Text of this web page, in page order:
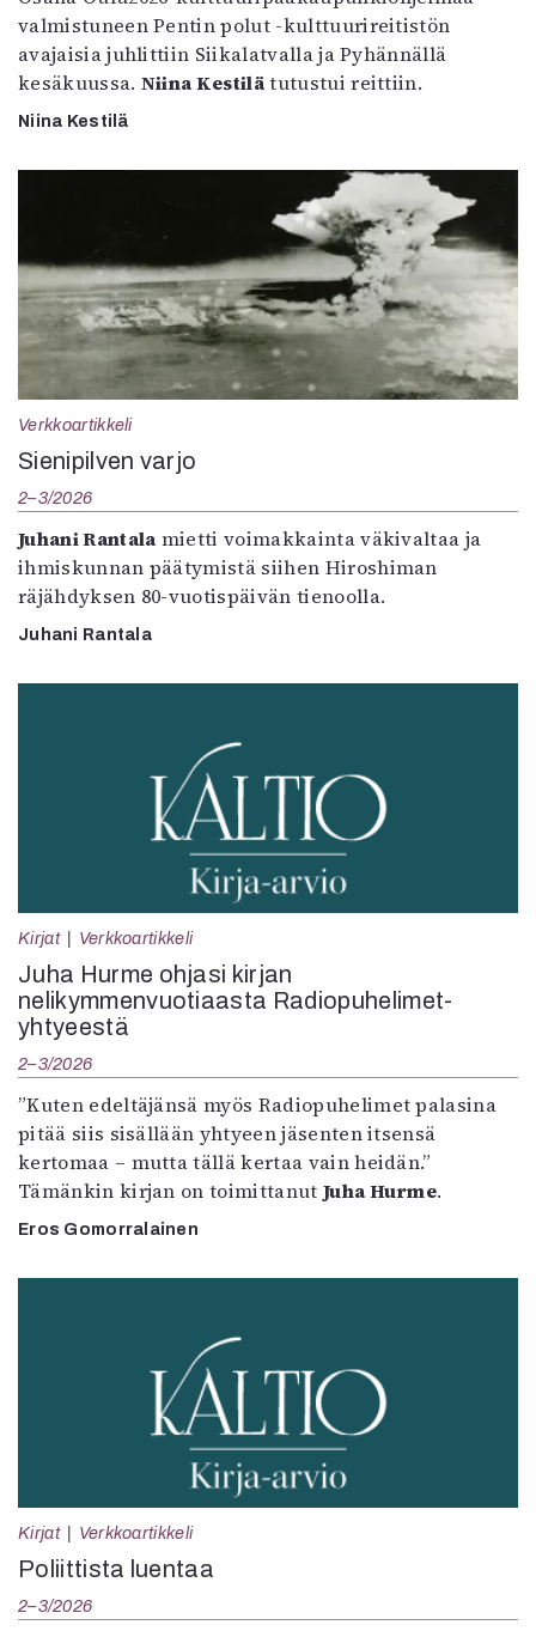
valmistuneen Pentin polut -kulttuurireitistön
avajaisia juhlittiin Siikalatvalla ja Pyhännällä
kesäkuussa. Niina Kestilätutustui reittiin.
Niina Kestilä
Verkkoartikkeli
Sienipilven varjo
2–3/2026
Juhani Rantala mietti voimakkainta väkivaltaa ja
ihmiskunnan päätymistä siihen Hiroshiman
räjähdyksen 80-vuotispäivän tienoolla.
Juhani Rantala
Kirjat Verkkoartikkeli
Juha Hurme ohjasi kirjan
nelikymmenvuotiaasta Radiopuhelimet-
yhtyeestä
2–3/2026
”Kuten edeltäjänsä myös Radiopuhelimet palasina
pitää siis sisällään yhtyeen jäsenten itsensä
kertomaa – mutta tällä kertaa vain heidän.”
Tämänkin kirjan on toimittanut Juha Hurme.
Eros Gomorralainen
Kirjat Verkkoartikkeli
Poliittista luentaa
2–3/2026